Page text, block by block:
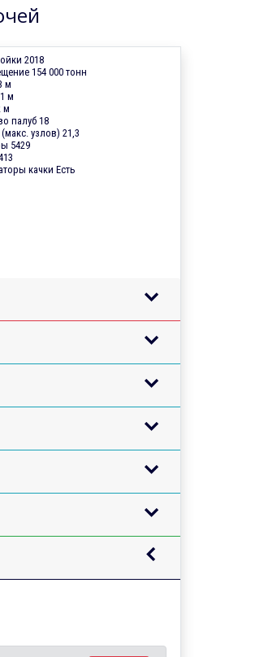
2018
154 000 тонн
м
м
м
палуб 18
узлов) 21,3
5429
качки Есть